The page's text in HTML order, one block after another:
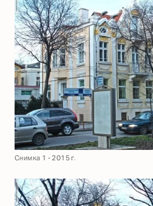
Снимка 1 - 2015 г.